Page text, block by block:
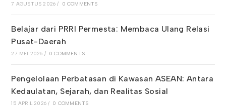
7 AGUSTUS 2026 / 0 COMMENTS
Belajar dari PRRI Permesta: Membaca Ulang Relasi
Pusat-Daerah
27 MEI 2026 / 0 COMMENTS
Pengelolaan Perbatasan di Kawasan ASEAN: Antara
Kedaulatan, Sejarah, dan Realitas Sosial
15 APRIL 2026 / 0 COMMENTS